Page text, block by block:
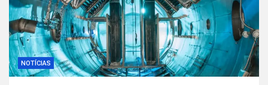
NOTÍCIAS